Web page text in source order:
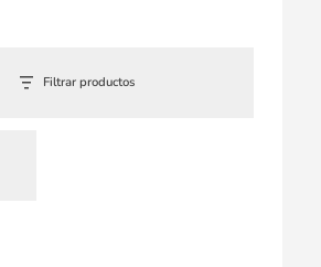
Filtrar productos